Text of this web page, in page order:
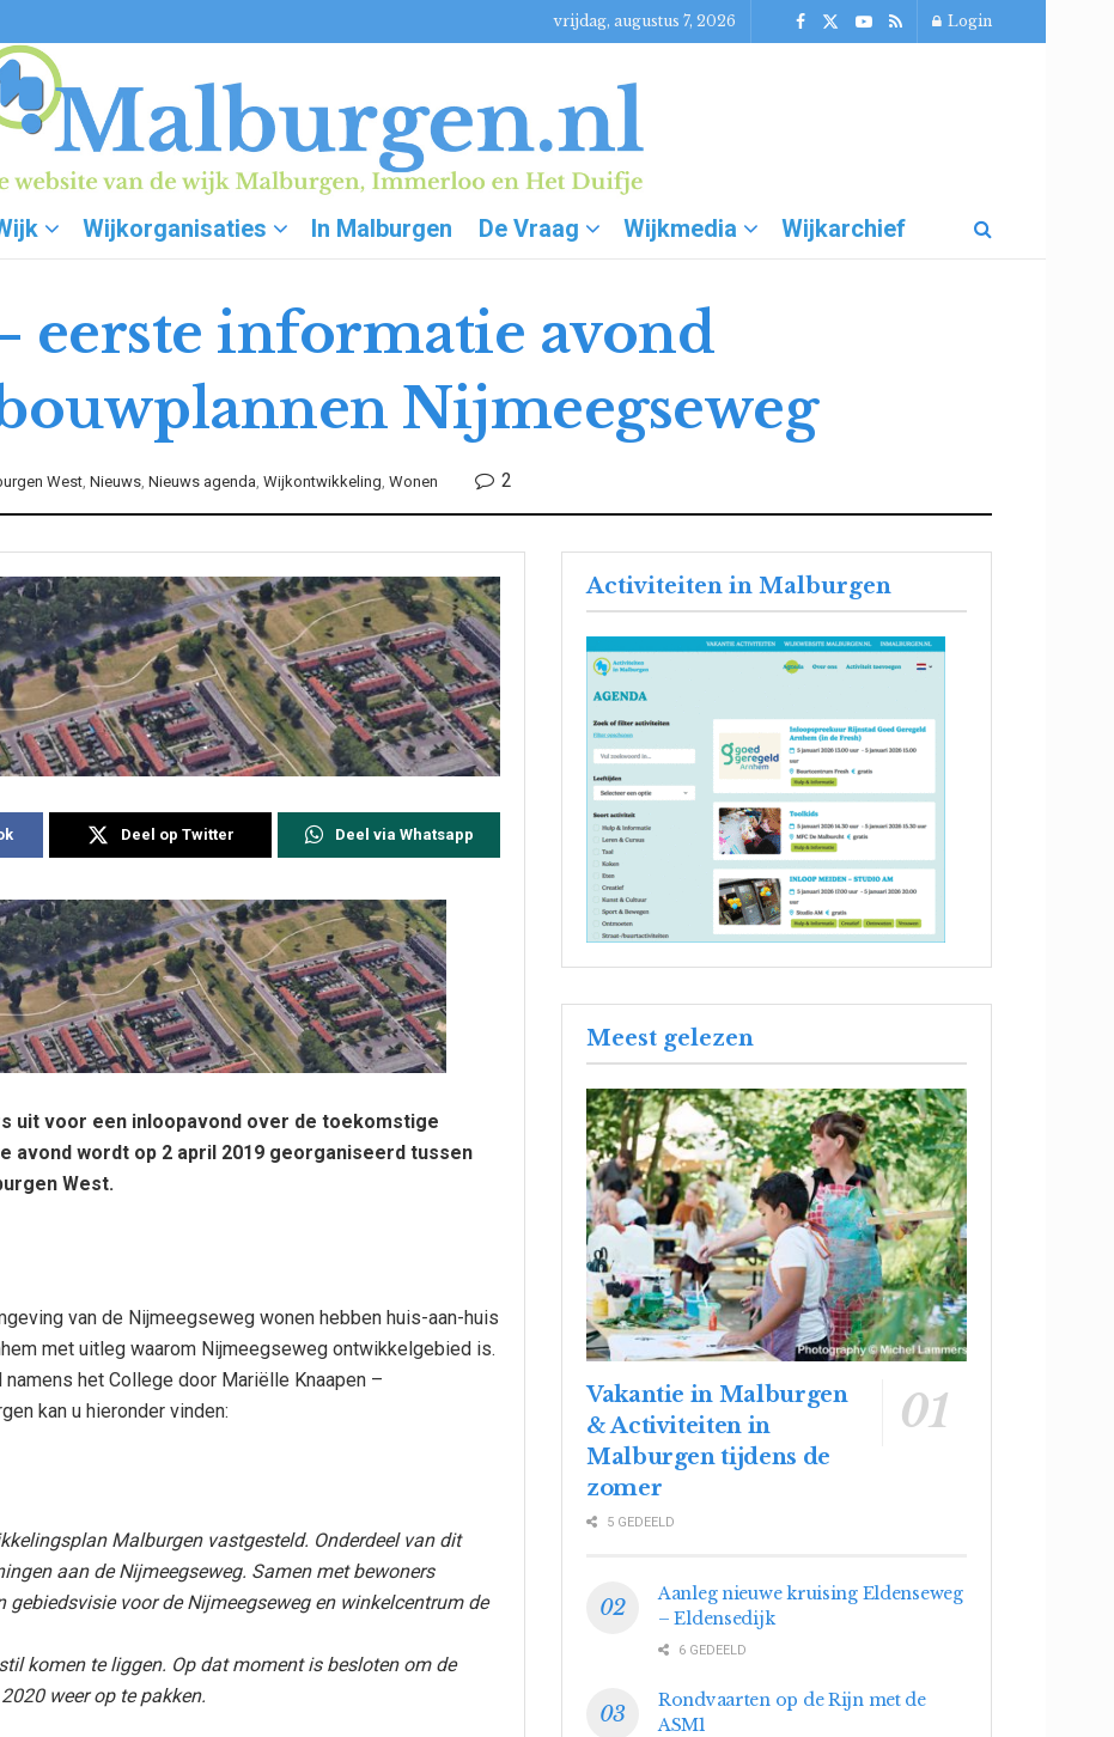
vrijdag, augustus 7, 2026 Login
Wijkorganisaties In Malburgen De Vraag Wijkmedia Wijkarchief
eerste informatie avond
Nijmeegseweg
West, Nieuws, Nieuws agenda, Wijkontwikkeling, Wonen 2
Deel op Twitter Deel via Whatsapp
uit voor een inloopavond over de toekomstige
avond wordt op 2 april 2019 georganiseerd tussen
West.
van de Nijmeegseweg wonen hebben huis-aan-huis
met uitleg waarom Nijmeegseweg ontwikkelgebied is.
het College door Mariëlle Knaapen –
kan u hieronder vinden:
Malburgen vastgesteld. Onderdeel van dit
aan de Nijmeegseweg. Samen met bewoners
voor de Nijmeegseweg en winkelcentrum de
komen te liggen. Op dat moment is besloten om de
weer op te pakken.
Activiteiten in Malburgen
Meest gelezen
Vakantie in Malburgen
& Activiteiten in
Malburgen tijdens de
zomer
5 GEDEELD
Aanleg nieuwe kruising Eldenseweg
– Eldensedijk
6 GEDEELD
Rondvaarten op de Rijn met de
ASM1